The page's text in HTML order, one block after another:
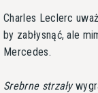
Charles Leclerc
by zabłysnąć, ale
Mercedes.
Srebrne strzały